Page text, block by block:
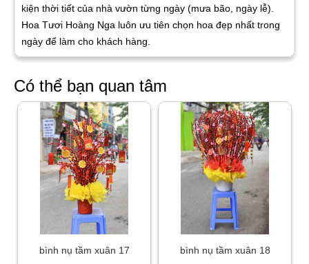
kiện thời tiết của nhà vườn từng ngày (mưa bão, ngày lễ).
Hoa Tươi Hoàng Nga luôn ưu tiên chọn hoa đẹp nhất trong
ngày để làm cho khách hàng.
Có thể bạn quan tâm
bình nụ tầm xuân 17 bình nụ tầm xuân 18